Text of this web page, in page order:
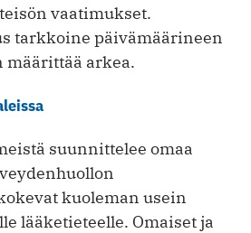
vaatimukset.
tarkkoine päivämäärineen
arkea.
suunnittelee omaa
kuoleman usein
lääketieteelle. Omaiset ja